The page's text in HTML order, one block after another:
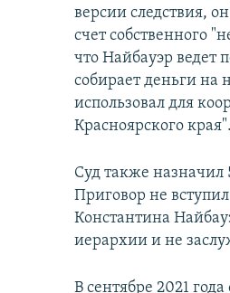
версии следствия,
счет собственного
что Найбауэр ведет
собирает деньги на
использовал для
Красноярского края".
Суд также назначил
Приговор не
Константина
иерархии и не
В сентябре 2021